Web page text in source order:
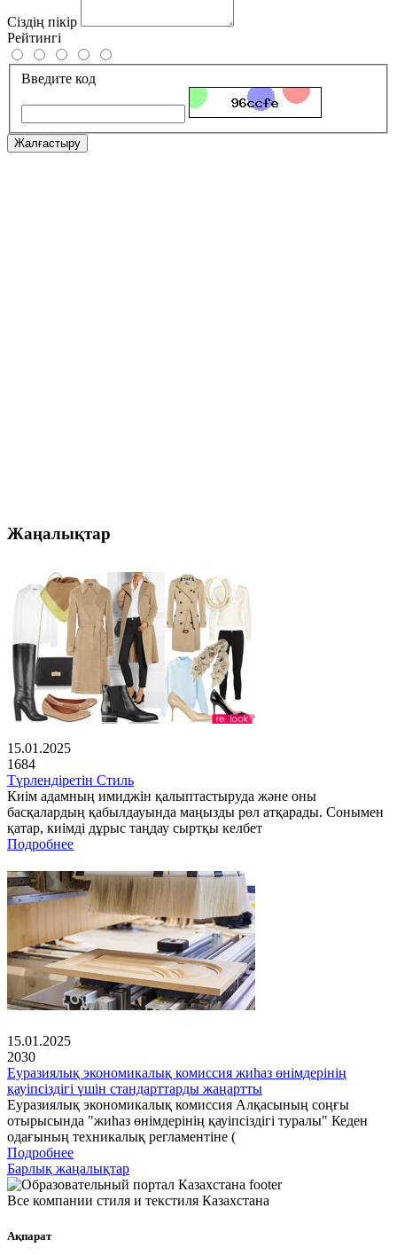
Сіздің пікір
Рейтингі
Введите код
Жалғастыру
Жаңалықтар
15.01.2025
1684
Түрлендіретін Стиль
Киім адамның имиджін қалыптастыруда және оны
басқалардың қабылдауында маңызды рөл атқарады. Сонымен
қатар, киімді дұрыс таңдау сыртқы келбет
Подробнее
15.01.2025
2030
Еуразиялық экономикалық комиссия жиһаз өнімдерінің
қауіпсіздігі үшін стандарттарды жаңартты
Еуразиялық экономикалық комиссия Алқасының соңғы
отырысында "жиһаз өнімдерінің қауіпсіздігі туралы" Кеден
одағының техникалық регламентіне (
Подробнее
Барлық жаңалықтар
Все компании стиля и текстиля Казахстана
Ақпарат